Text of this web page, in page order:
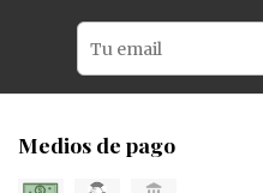
Medios de pago